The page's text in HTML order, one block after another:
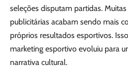
seleções disputam partidas.
publicitárias acabam sendo mais
próprios resultados esportivos.
marketing esportivo evoluiu para
narrativa cultural.